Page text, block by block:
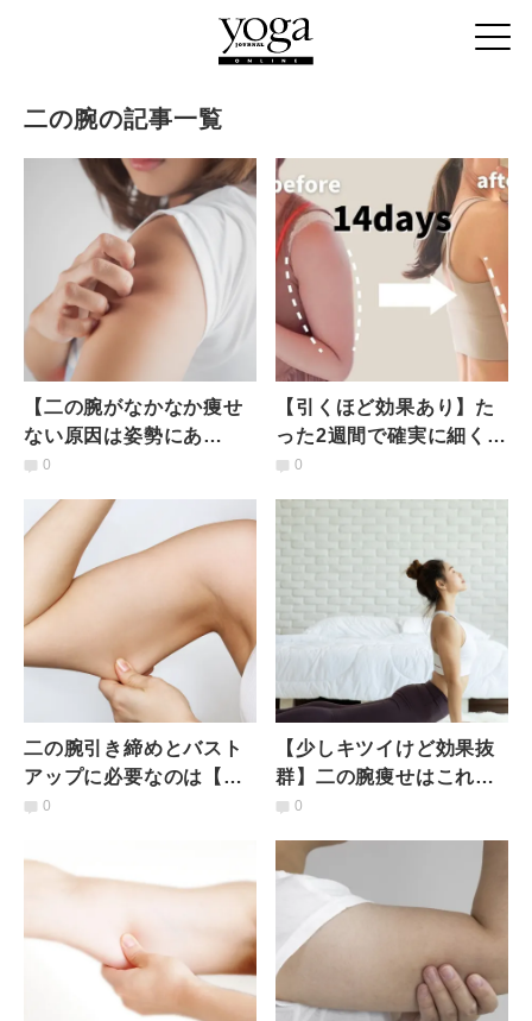
二の腕の記事一覧
【二の腕がなかなか痩せ
ない原因は姿勢にあ
り?!】トレーニング効果
し
0
【引くほど効果あり】た
った2週間で確実に細くな
る！座ったままできる二
0
二の腕引き締めとバスト
アップに必要なのは【肩
甲骨裏の筋肉】体幹も鍛
ズ
0
【少しキツイけど効果抜
群】二の腕痩せはこれだ
けでOK！振袖お肉にさよ
ーズ」
0